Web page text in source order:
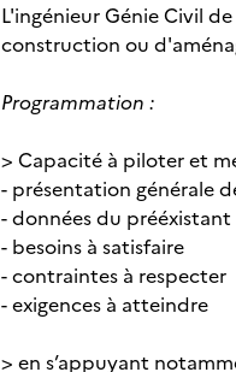
L'ingénieur Génie Civil
construction ou
Programmation :
> Capacité à piloter et
- présentation générale
- données du prééxistant
- besoins à satisfaire
- contraintes à respecter
- exigences à atteindre
> en s’appuyant